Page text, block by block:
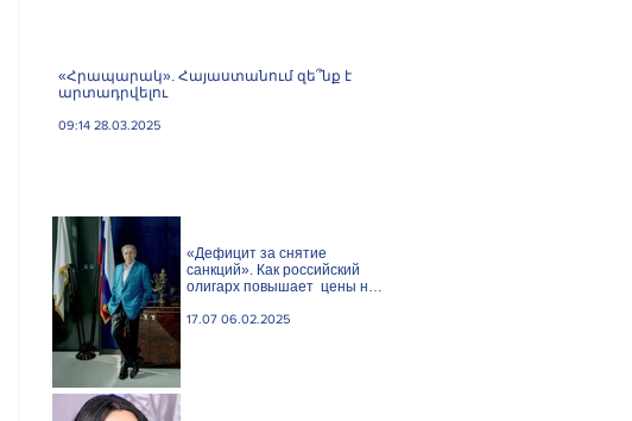
«Հրապարակ». Հայաստանում զե՞նք է
արտադրվելու
09:14 28.03.2025
«Дефицит за снятие
санкций». Как российский
олигарх повышает цены на
17.07 06.02.2025